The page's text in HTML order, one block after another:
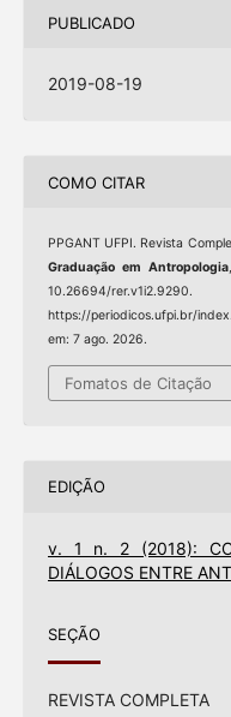
PUBLICADO
2019-08-19
COMO CITAR
PPGANT UFPI. Revista
Graduação em Antropologia
10.26694/
https://periodicos.ufpi.br/
em: 7 ago. 2026.
Fomatos de Citação
EDIÇÃO
v. 1 n. 2 (2018):
DIÁLOGOS ENTRE
SEÇÃO
REVISTA COMPLETA